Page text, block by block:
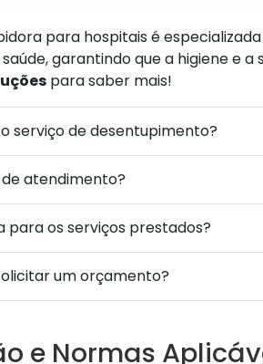
para hospitais é
garantindo que a higiene e
para saber mais!
serviço de desentupimento?
atendimento?
para os serviços prestados?
um orçamento?
e Normas